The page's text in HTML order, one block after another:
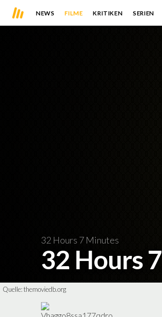
NEWS FILME KRITIKEN SERIEN
32 Hours 7 Minutes
32 Hours
Quelle:themoviedb.org